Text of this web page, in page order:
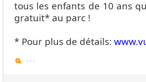
tous les enfants de 10 ans
gratuit* au parc !
* Pour plus de détails:
- - -